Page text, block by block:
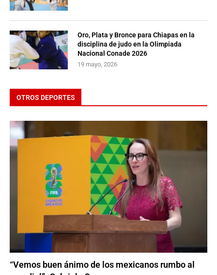
Oro, Plata y Bronce para Chiapas en la
disciplina de judo en la Olimpiada
Nacional Conade 2026
19 mayo, 2026
OTROS DEPORTES
“Vemos buen ánimo de los mexicanos rumbo al